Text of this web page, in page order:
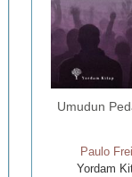
Umudun
Paulo
Yordam